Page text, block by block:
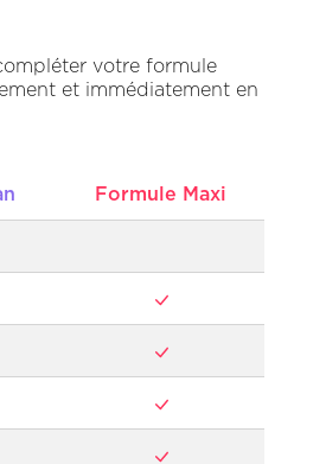
votre formule
et immédiatement en
Formule Maxi